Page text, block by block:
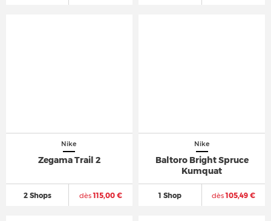
Nike
Zegama Trail 2
2 Shops dès115,00 €
Nike
Baltoro Bright Spruce
Kumquat
1 Shop dès105,49 €